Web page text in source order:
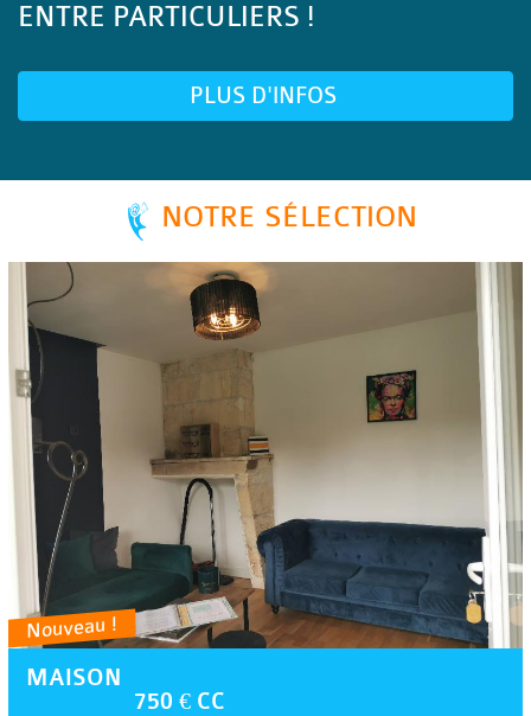
ENTRE PARTICULIERS !
PLUS D'INFOS
NOTRE SÉLECTION
Nouveau !
MAISON
750 € CC